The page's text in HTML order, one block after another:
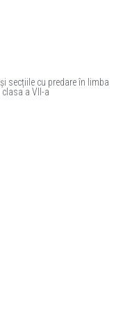
secțiile cu predare în limba
a VII-a